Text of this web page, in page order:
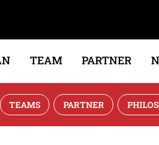
TEAM PARTNER
TEAMS PARTNER